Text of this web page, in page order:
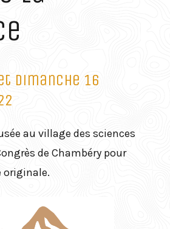
dimanche 16
au village des sciences
de Chambéry pour
originale.